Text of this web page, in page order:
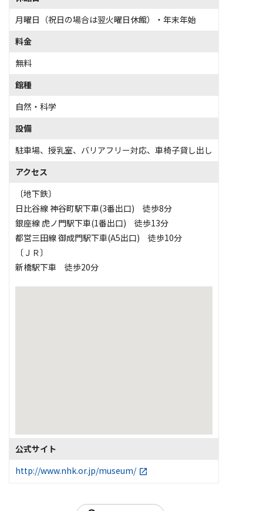
月曜日（祝日の場合は翌火曜日休館）・年末年始
料金
無料
館種
自然・科学
設備
駐車場、 授乳室、 バリアフリー対応、 車椅子貸し出し
アクセス
〔地下鉄〕
日比谷線 神谷町駅下車(3番出口) 徒歩8分
銀座線 虎ノ門駅下車(1番出口) 徒歩13分
都営三田線 御成門駅下車(A5出口) 徒歩10分
〔ＪＲ〕
新橋駅下車 徒歩20分
公式サイト
http://www.nhk.or.jp/museum/